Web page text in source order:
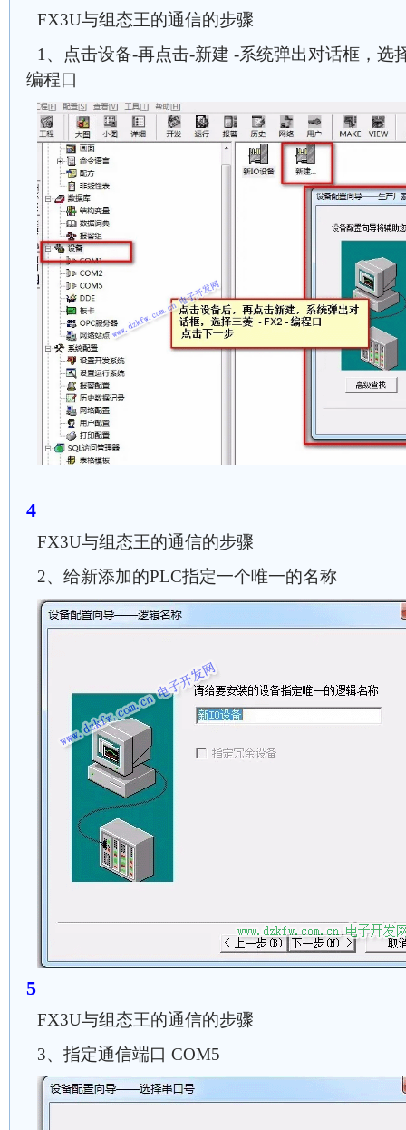
FX3U与组态王的通信的步骤
1、点击设备-再点击-新建 -系统弹出对话框，选
编程口
FX3U与组态王的通信的步骤
2、给新添加的PLC指定一个唯一的名称
FX3U与组态王的通信的步骤
3、指定通信端口 COM5